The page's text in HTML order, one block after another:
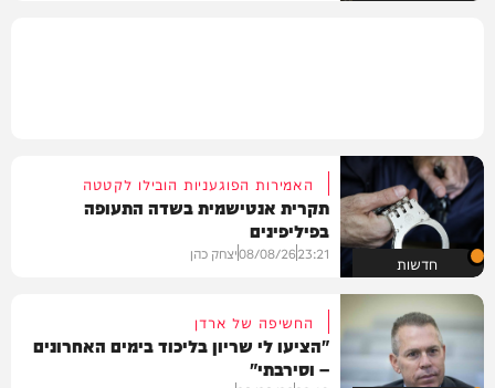
חדשות
האמירות הפוגעניות הובילו לקטטה
תקרית אנטישמית בשדה התעופה
בפיליפינים
23:21
08/08/26יצחק כהן
החשיפה של ארדן
"הציעו לי שריון בליכוד בימים האחרונים
– וסירבתי"